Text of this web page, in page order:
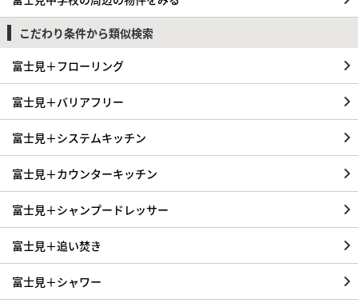
こだわり条件から類似検索
富士見＋フローリング
富士見＋バリアフリー
富士見＋システムキッチン
富士見＋カウンターキッチン
富士見＋シャンプードレッサー
富士見＋追い焚き
富士見＋シャワー